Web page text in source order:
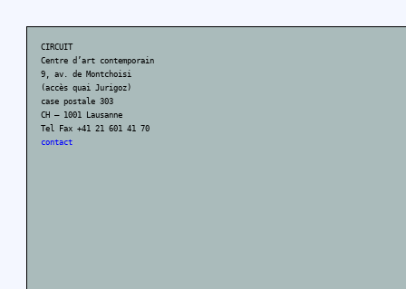
CIRCUIT
Centre d’art contemporain
9, av. de Montchoisi
(accès quai Jurigoz)
case postale 303
CH – 1001 Lausanne
Tel Fax +41 21 601 41 70
contact